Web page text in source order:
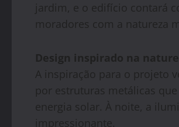
jardim, e o edifício contará
moradores com a natureza
Design inspirado na
A inspiração para o projeto
por estruturas metálicas
energia solar. À noite, a
impressionante.